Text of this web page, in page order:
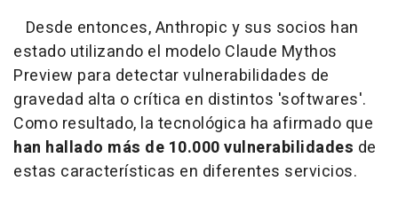
Desde entonces, Anthropic y sus socios han
estado utilizando el modelo Claude Mythos
Preview para detectar vulnerabilidades de
gravedad alta o crítica en distintos 'softwares'.
Como resultado, la tecnológica ha afirmado que
han hallado más de 10.000 vulnerabilidades de
estas características en diferentes servicios.